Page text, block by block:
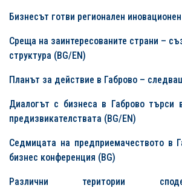
Бизнесът готви регионален
Среща на заинтересованите страни –
структура (BG/EN)
Планът за действие в Габрово –
Диалогът с бизнеса в Габрово търси
предизвикателствата (BG/EN)
Седмицата на предприемачеството в
бизнес конференция (BG)
Различни територии